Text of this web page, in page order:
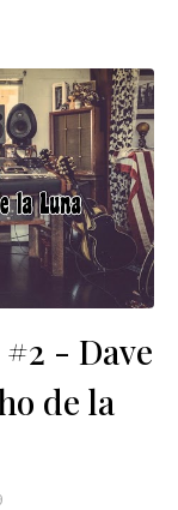
- Dave
de la